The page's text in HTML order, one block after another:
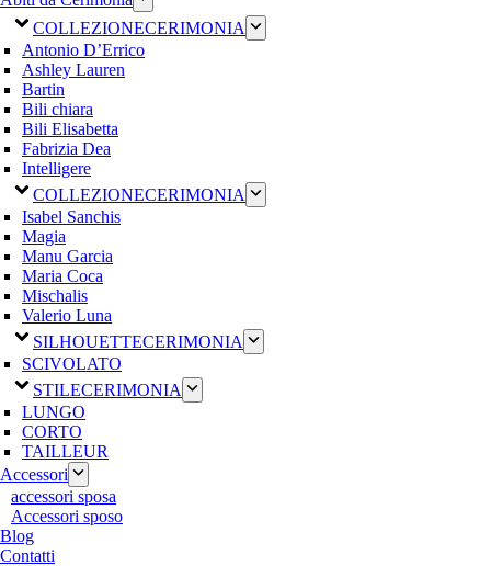
COLLEZIONECERIMONIA
Antonio D’Errico
Ashley Lauren
Bartin
Bili chiara
Bili Elisabetta
Fabrizia Dea
Intelligere
COLLEZIONECERIMONIA
Isabel Sanchis
Magia
Manu Garcia
Maria Coca
Mischalis
Valerio Luna
SILHOUETTECERIMONIA
SCIVOLATO
STILECERIMONIA
LUNGO
CORTO
TAILLEUR
Accessori
accessori sposa
Accessori sposo
Blog
Contatti